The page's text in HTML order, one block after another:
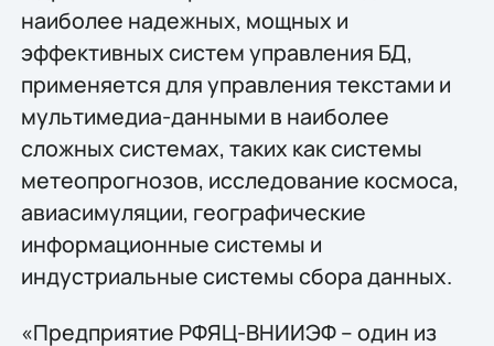
наиболее надежных, мощных и
эффективных систем управления БД,
применяется для управления текстами и
мультимедиа-данными в наиболее
сложных системах, таких как системы
метеопрогнозов, исследование космоса,
авиасимуляции, географические
информационные системы и
индустриальные системы сбора данных.
«Предприятие РФЯЦ-ВНИИЭФ – один из